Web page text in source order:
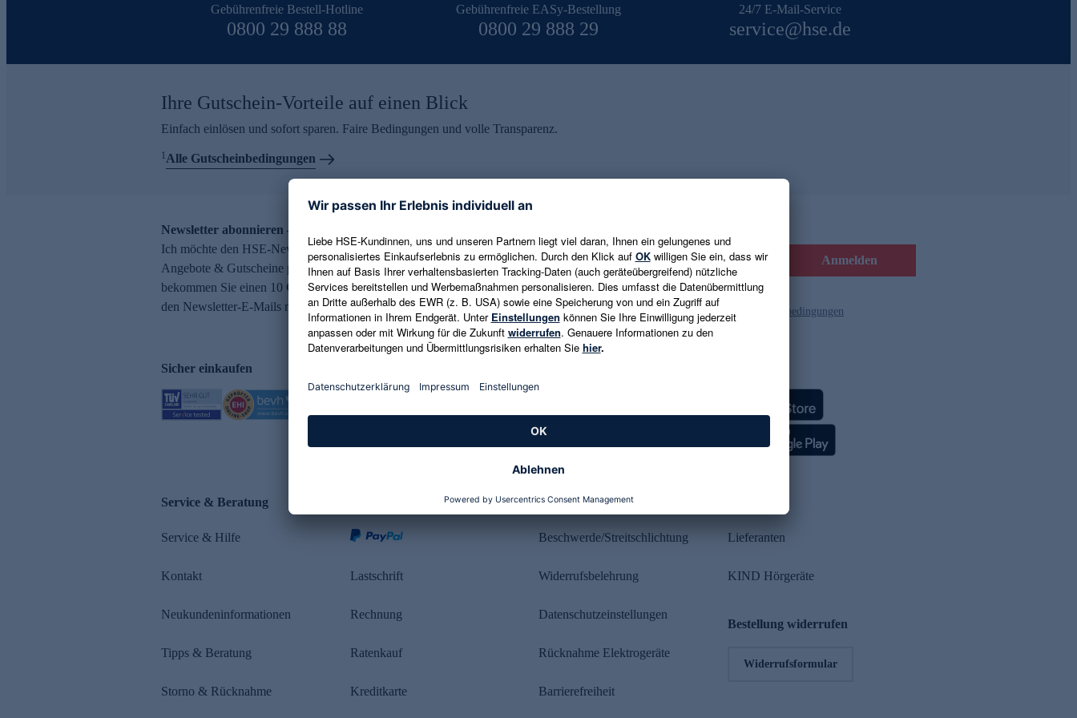
Gebührenfreie Bestell-Hotline
0800 29 888 88
Gebührenfreie EASy-Bestellung
0800 29 888 29
24/7 E-Mail-Service
service@hse.de
Ihre Gutschein-Vorteile auf einen Blick
Einfach einlösen und sofort sparen. Faire Bedingungen und volle Transparenz.
1Alle Gutscheinbedingungen
Newsletter abonnieren – 10 € Gutschein erhalten
Ich möchte den HSE-Newsletter abonnieren und aktuelle Trends,
Angebote & Gutscheine per E-Mail erhalten. Als Dankeschön
bekommen Sie einen 10 € Gutschein. Eine Abmeldung ist jederzeit in
den Newsletter-E-Mails möglich.
E-Mail-Adresse eingeben Anmelden
Es gelten die Datenschutzrichtlinien und die Gutscheinbedingungen
Sicher einkaufen
Service & Beratung
Service & Hilfe
Kontakt
Neukundeninformationen
Tipps & Beratung
Storno & Rücknahme
Lastschrift
Rechnung
Ratenkauf
Kreditkarte
Rechtliches
Beschwerde/Streitschlichtung
Widerrufsbelehrung
Datenschutzeinstellungen
Rücknahme Elektrogeräte
Barrierefreiheit
Lieferanten
KIND Hörgeräte
Bestellung widerrufen
Widerrufsformular